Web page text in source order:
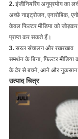
2.इंजीनियरिंग अनुप्रयोग का
अच्छे नाइट्रोजन, एनारोबिक,
केवल फिल्टर मीडिया को
प्राप्त कर सकते हैं।
3.सरल संचालन और रखरखाव
समर्थन के बिना, फिल्टर
के ढेर से बचने, आने और नुकसान,
उत्पाद चित्र